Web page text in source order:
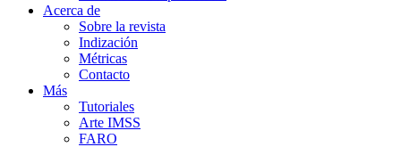
Acerca de
Sobre la revista
Indización
Métricas
Contacto
Más
Tutoriales
Arte IMSS
FARO